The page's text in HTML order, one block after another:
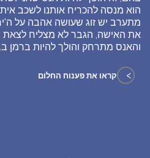
הוא מנסה להכריח אותנו לשכב
מתערב יש זוג שעושה אהבה על
את האישה, הגבר לא מצליח לצאת
והאנס מתרחק והולך להיות ברמן
> קראו את פענוח החלום